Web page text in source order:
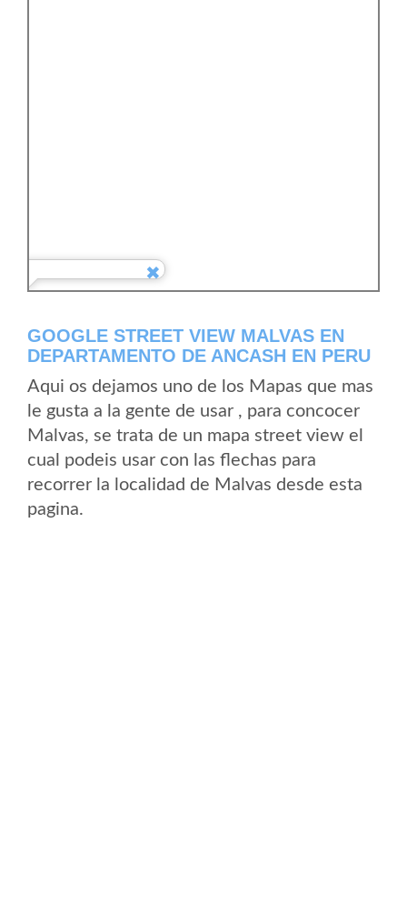
GOOGLE STREET VIEW MALVAS EN
DEPARTAMENTO DE ANCASH EN PERU
Aqui os dejamos uno de los Mapas que mas
le gusta a la gente de usar , para concocer
Malvas, se trata de un mapa street view el
cual podeis usar con las flechas para
recorrer la localidad de Malvas desde esta
pagina.